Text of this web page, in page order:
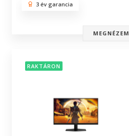
3 év garancia
MEGNÉZEM
RAKTÁRON